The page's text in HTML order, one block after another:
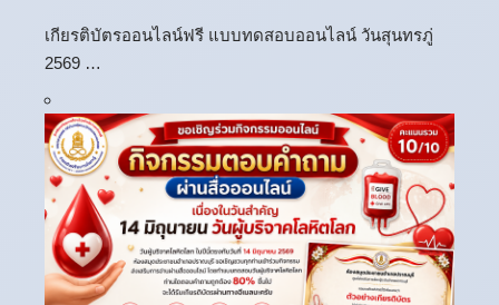
เกียรติบัตรออนไลน์ฟรี แบบทดสอบออนไลน์ วันสุนทรภู่
2569 …